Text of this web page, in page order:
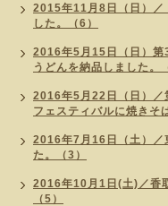
2015年11月8日（日）／
した。（6）
2016年5月15日（日）第
うどんを納品しました。
2016年5月22日（日）／
フェスティバルに焼きそ
2016年7月16日（土）／
た。（3）
2016年10月1日(土)／香
（5）